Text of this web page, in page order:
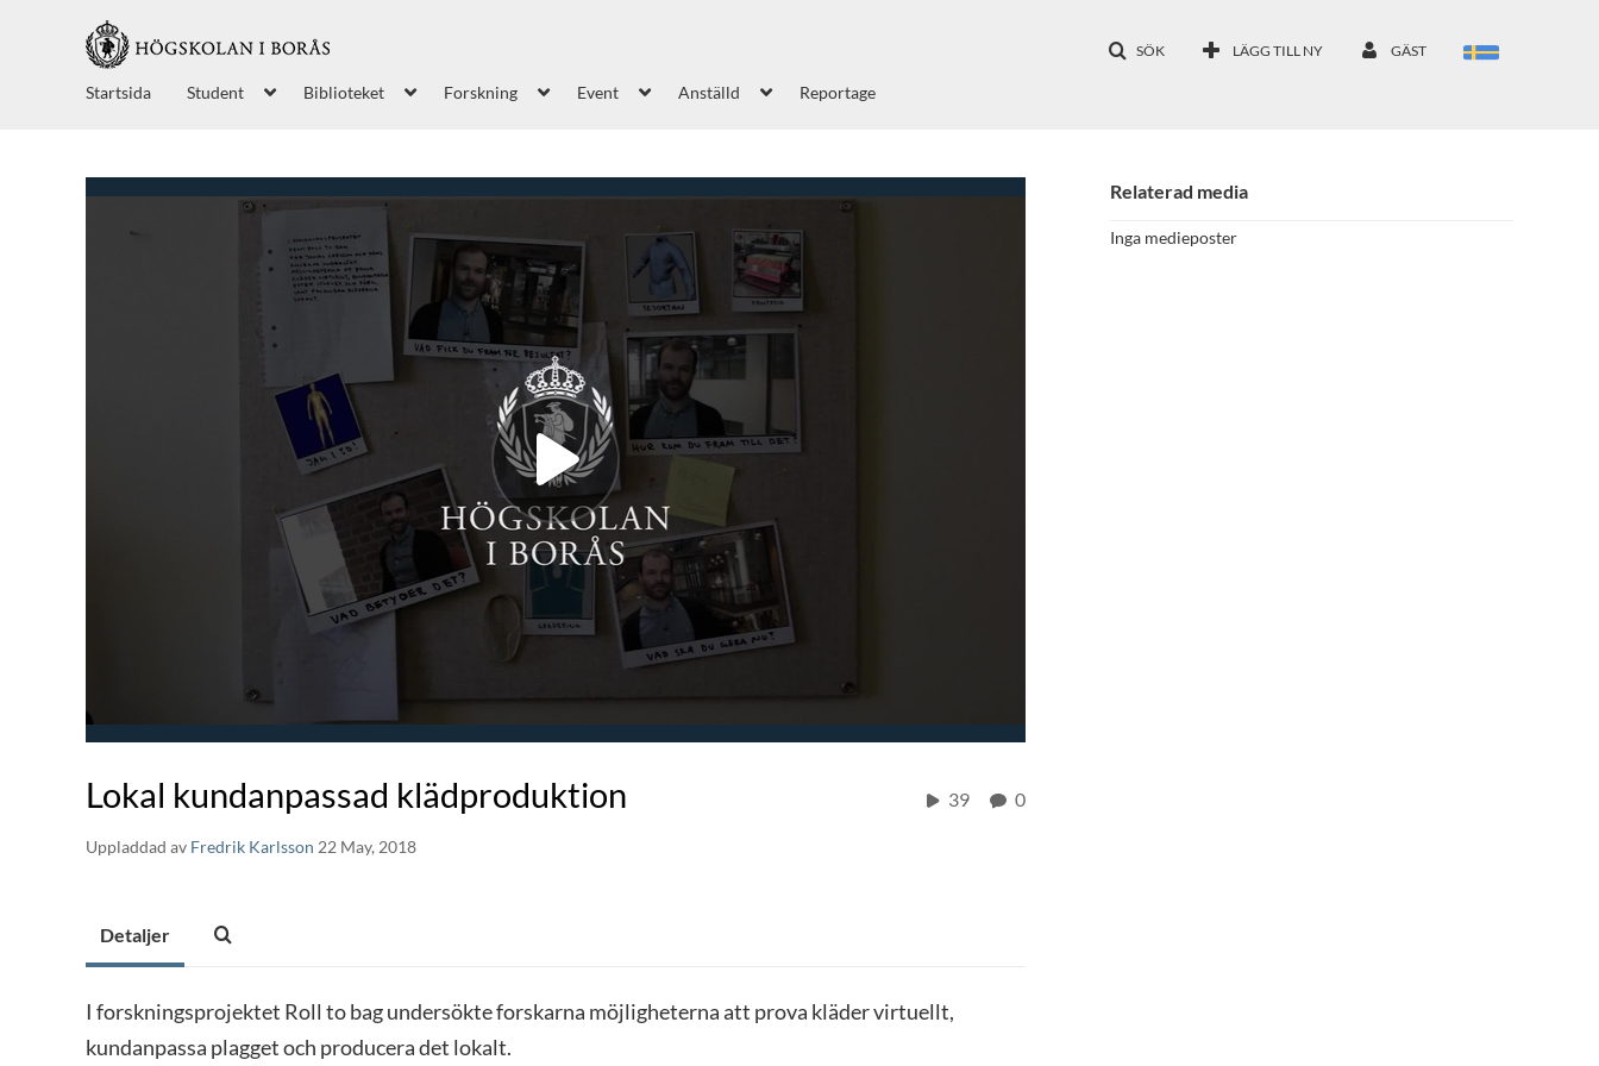
SÖK LÄGG TILL NY GÄST
Startsida Student Biblioteket Forskning Event Anställd Reportage
Lokal kundanpassad klädproduktion
Uppladdad av Fredrik Karlsson 22 May, 2018
39 0
Relaterad media
Inga medieposter
Detaljer
I forskningsprojektet Roll to bag undersökte forskarna möjligheterna att prova kläder virtuellt,
kundanpassa plagget och producera det lokalt.